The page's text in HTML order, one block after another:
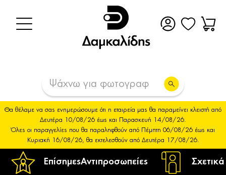
ΕπίσημεςΑντιπροσωπείες
Θα θέλαμε να σας ενημερώσουμε ότι η εταιρεία μας θα παραμείνει κλειστή από
Δευτέρα 10/08/26 έως και Παρασκευή 14/08/26.
Όλες οι παραγγελίες που θα παραληφθούν από Πέμπτη 06/08/26 έως και
Κυριακή 16/08/26, θα εκτελεσθούν από Δευτέρα 17/08/26.